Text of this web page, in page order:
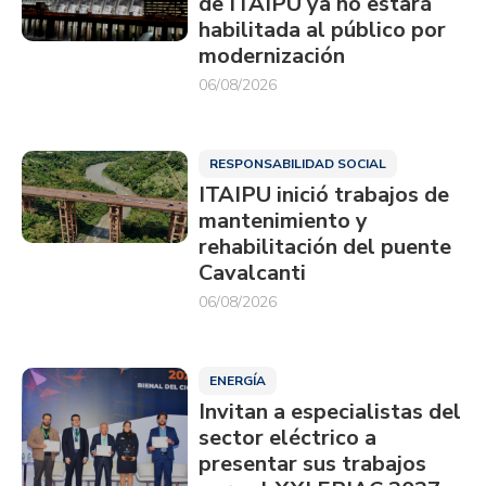
habilitada al público por
modernización
06/08/2026
RESPONSABILIDAD SOCIAL
ITAIPU inició trabajos de
mantenimiento y
rehabilitación del puente
Cavalcanti
06/08/2026
ENERGÍA
Invitan a especialistas del
sector eléctrico a
presentar sus trabajos